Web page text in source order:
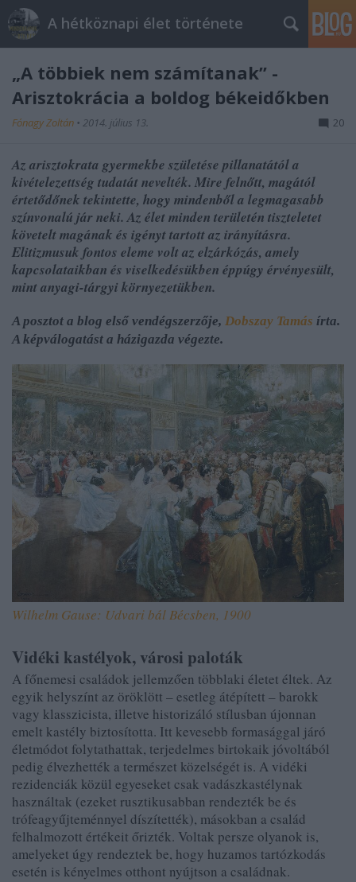
A hétköznapi élet története
„A többiek nem számítanak” -
Arisztokrácia a boldog békeidőkben
Fónagy Zoltán • 2014. július 13. 20
Az arisztokrata gyermekbe születése pillanatától a
kivételezettség tudatát nevelték. Mire felnőtt, magától
értetődőnek tekintette, hogy mindenből a legmagasabb
színvonalú jár neki. Az élet minden területén tiszteletet
követelt magának és igényt tartott az irányításra.
Elitizmusuk fontos eleme volt az elzárkózás, amely
kapcsolataikban és viselkedésükben éppúgy érvényesült,
mint anyagi-tárgyi környezetükben.
A posztot a blog első vendégszerzője, Dobszay Tamás írta.
A képválogatást a házigazda végezte.
Wilhelm Gause: Udvari bál Bécsben, 1900
Vidéki kastélyok, városi paloták
A főnemesi családok jellemzően többlaki életet éltek. Az
egyik helyszínt az öröklött – esetleg átépített – barokk
vagy klasszicista, illetve historizáló stílusban újonnan
emelt kastély biztosította. Itt kevesebb formasággal járó
életmódot folytathattak, terjedelmes birtokaik jóvoltából
pedig élvezhették a természet közelségét is. A vidéki
rezidenciák közül egyeseket csak vadászkastélynak
használtak (ezeket rusztikusabban rendezték be és
trófeagyűjteménnyel díszítették), másokban a család
felhalmozott értékeit őrizték. Voltak persze olyanok is,
amelyeket úgy rendeztek be, hogy huzamos tartózkodás
esetén is kényelmes otthont nyújtson a családnak.